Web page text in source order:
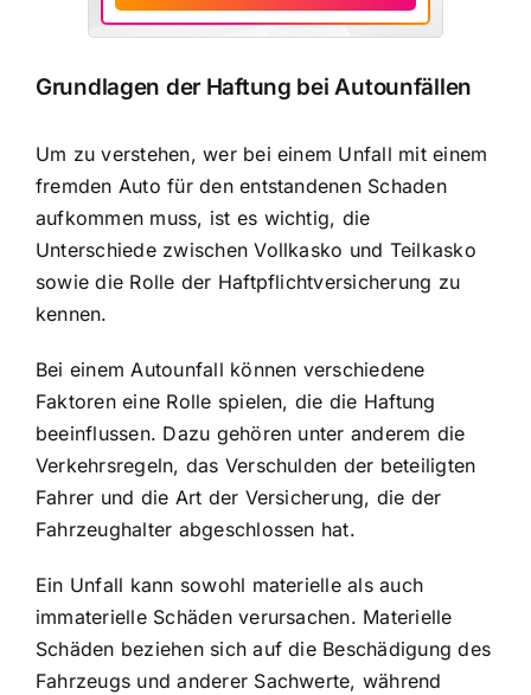
Grundlagen der Haftung bei Autounfällen
Um zu verstehen, wer bei einem Unfall mit einem
fremden Auto für den entstandenen Schaden
aufkommen muss, ist es wichtig, die
Unterschiede zwischen Vollkasko und Teilkasko
sowie die Rolle der Haftpflichtversicherung zu
kennen.
Bei einem Autounfall können verschiedene
Faktoren eine Rolle spielen, die die Haftung
beeinflussen. Dazu gehören unter anderem die
Verkehrsregeln, das Verschulden der beteiligten
Fahrer und die Art der Versicherung, die der
Fahrzeughalter abgeschlossen hat.
Ein Unfall kann sowohl materielle als auch
immaterielle Schäden verursachen. Materielle
Schäden beziehen sich auf die Beschädigung des
Fahrzeugs und anderer Sachwerte, während